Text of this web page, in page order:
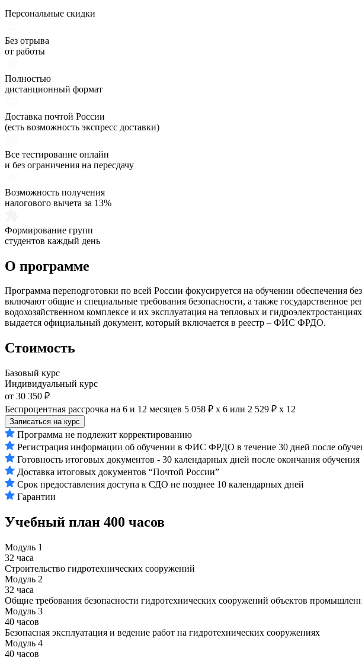
Персональные скидки
Без отрыва
от работы
Полностью
дистанционный формат
Доставка почтой России
(есть возможность экспресс доставки)
Все тестирование онлайн
и без ограничения на пересдачу
Возможность получения
налогового вычета за 13%
Формирование групп
студентов каждый день
О программе
Программа переподготовки по всей России фокусируется на обучении обеспечения
включают общие и специальные требования безопасности, а также государственное
водохозяйственном комплексе и их эксплуатация на тепловых и
выдается официальный документ, который включается в реестр – ФИС ФРДО.
Стоимость
Базовый курс
Индивидуальный курс
от 30 350 ₽
Беспроцентная рассрочка на 6 и 12 месяцев 5 058 ₽ х 6 или 2 529 ₽ х 12
Записаться на курс
Программа не подлежит корректированию
Регистрация информации об обучении в ФИС ФРДО в течение 30 дней после
Готовность итоговых документов - 30 календарных дней после окончания обучения
Доставка итоговых документов “Почтой России”
Срок предоставления доступа к СДО не позднее 10 календарных дней
Гарантии
Учебный план 400 часов
Модуль 1
32 часа
Строительство гидротехнических сооружений
Модуль 2
32 часа
Общие требования безопасности гидротехнических сооружений объектов
Модуль 3
40 часов
Безопасная эксплуатация и ведение работ на гидротехнических сооружениях
Модуль 4
40 часов